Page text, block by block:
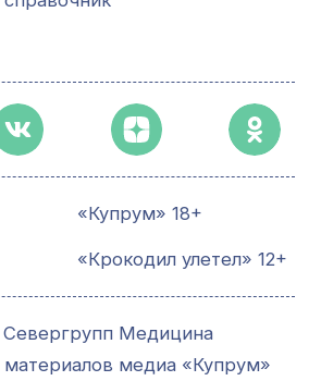
«Купрум» 18+
«Крокодил улетел» 12+
Медицина
материалов медиа «Купрум»